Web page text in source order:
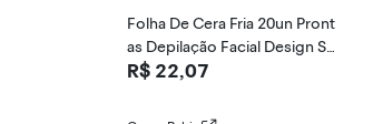
Folha De Cera Fria 20un Pront
as Depilação Facial Design So
brancelhas Rosa Modelagem
R$ 22,07